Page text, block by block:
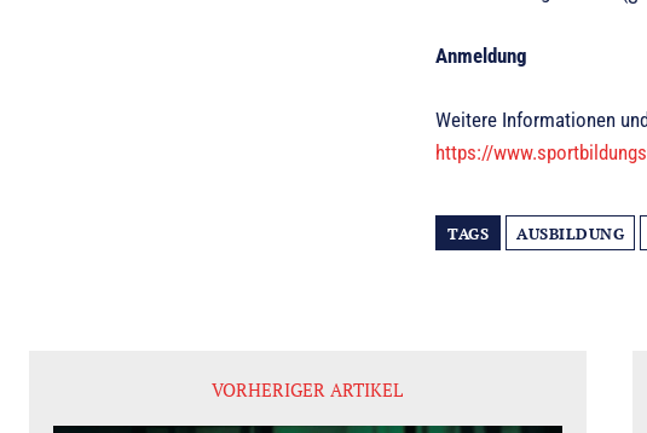
Anmeldung
Weitere Informationen
https://
TAGS AUSBILDUNG
VORHERIGER ARTIKEL